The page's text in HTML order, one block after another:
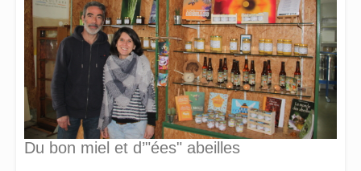
Du bon miel et d’"ées" abeilles